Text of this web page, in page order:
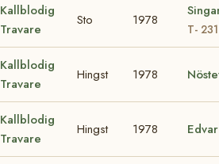
Kallblodig
Travare
Sto 1978
T-
Kallblodig
Travare
Hingst 1978
Kallblodig
Travare
Hingst 1978